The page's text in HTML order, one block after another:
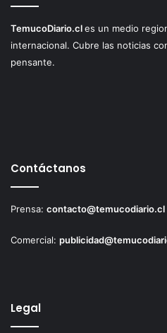
TemucoDiario.cles un medio
internacional. Cubre las noticias
pensante.
Contáctanos
Prensa: contacto@temucodiario.cl
Comercial:
Legal